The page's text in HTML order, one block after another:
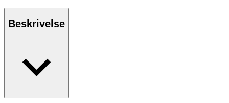
Beskrivelse